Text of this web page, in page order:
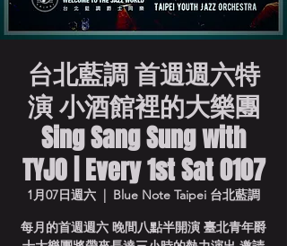
台北藍調 首週週六特
演 小酒館裡的大樂團
Sing Sang Sung with
TYJO | Every 1st Sat 0107
1月07日週六
  |
Blue Note Taipei 台北藍調
每月的首週週六 晚間八點半開演 臺北青年爵